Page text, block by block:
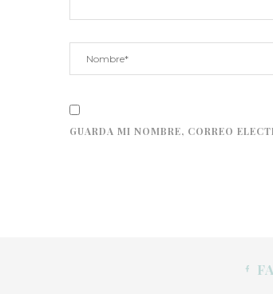
GUARDA MI NOMBRE, CORREO